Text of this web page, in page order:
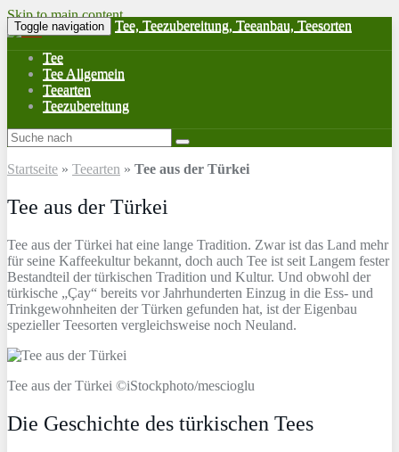
Skip to main content
Toggle navigation Tee, Teezubereitung, Teeanbau, Teesorten
Tee
Tee Allgemein
Teearten
Teezubereitung
Startseite » Teearten » Tee aus der Türkei
Tee aus der Türkei
Tee aus der Türkei hat eine lange Tradition. Zwar ist das Land mehr
für seine Kaffeekultur bekannt, doch auch Tee ist seit Langem fester
Bestandteil der türkischen Tradition und Kultur. Und obwohl der
türkische „Çay“ bereits vor Jahrhunderten Einzug in die Ess- und
Trinkgewohnheiten der Türken gefunden hat, ist der Eigenbau
spezieller Teesorten vergleichsweise noch Neuland.
Tee aus der Türkei ©iStockphoto/mescioglu
Die Geschichte des türkischen Tees